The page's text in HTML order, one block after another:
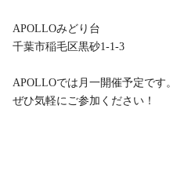
APOLLOみどり台
千葉市稲毛区黒砂1-1-3
APOLLOでは月一開催予定です。
ぜひ気軽にご参加ください！